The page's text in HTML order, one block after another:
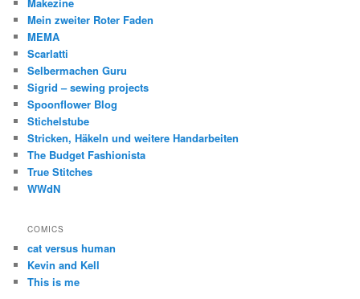
Mein zweiter Roter Faden
MEMA
Scarlatti
Selbermachen Guru
Sigrid – sewing projects
Spoonflower Blog
Stichelstube
Stricken, Häkeln und weitere Handarbeiten
The Budget Fashionista
True Stitches
WWdN
COMICS
cat versus human
Kevin and Kell
This is me